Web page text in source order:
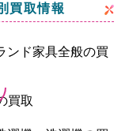
買取情報
ンド家具全般の買
買取